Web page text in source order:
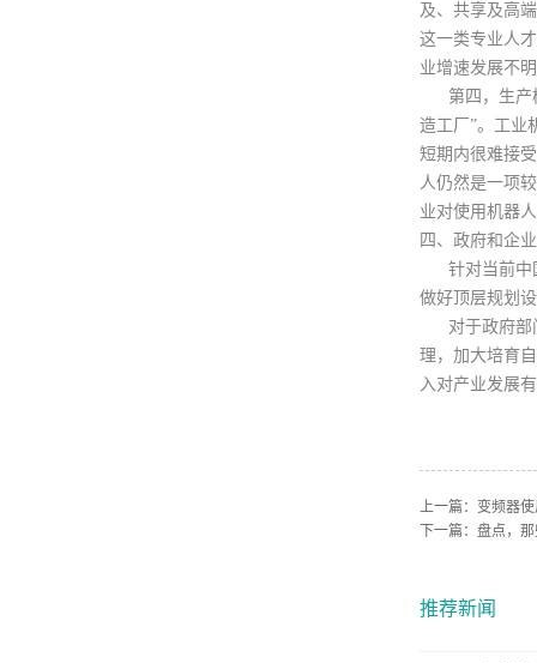
及、共享及高
这一类专业人
业增速发展不
第四，生产模
造工厂”。工业
短期内很难接
人仍然是一项
业对使用机器
四、政府和企
针对当前中国
做好顶层规划
对于政府部门
理，加大培育
入对产业发展
上一篇： 变频器
下一篇： 盘点，
推荐新闻